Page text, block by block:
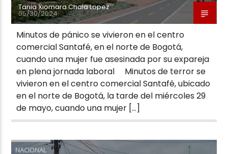
Tania Xiomara Chala Lopez
05/30/2024
Minutos de pánico se vivieron en el centro
comercial Santafé, en el norte de Bogotá,
cuando una mujer fue asesinada por su expareja
en plena jornada laboral Minutos de terror se
vivieron en el centro comercial Santafé, ubicado
en el norte de Bogotá, la tarde del miércoles 29
de mayo, cuando una mujer […]
NACIONAL